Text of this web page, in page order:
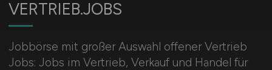
VERTRIEB.JOBS
Jobbörse mit großer Auswahl offener Vertrieb
Jobs: Jobs im Vertrieb, Verkauf und Handel für